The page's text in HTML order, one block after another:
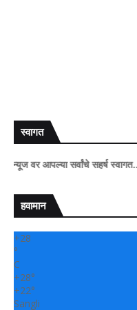
स्वागत
सर्वांचे सहर्ष स्वागत..!"
हवामान
+28
°
C
+28°
+22°
Sangli